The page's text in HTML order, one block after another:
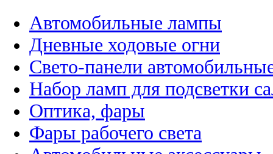
Автомобильные лампы
Дневные ходовые огни
Свето-панели
Набор ламп для подсветки
Оптика, фары
Фары рабочего света